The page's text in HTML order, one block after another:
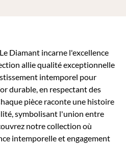
Diamant incarne l'excellence
allie qualité exceptionnelle
intemporel pour
durable, en respectant des
pièce raconte une histoire
symbolisant l'union entre
notre collection où
intemporelle et engagement